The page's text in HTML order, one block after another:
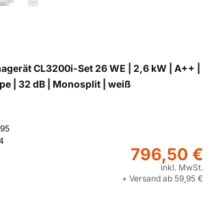
CL3200i-Set 26 WE | 2,6 kW | A++ |
| 32 dB | Monosplit | weiß
796,50 €
inkl. MwSt.
+ Versand ab 59,95 €